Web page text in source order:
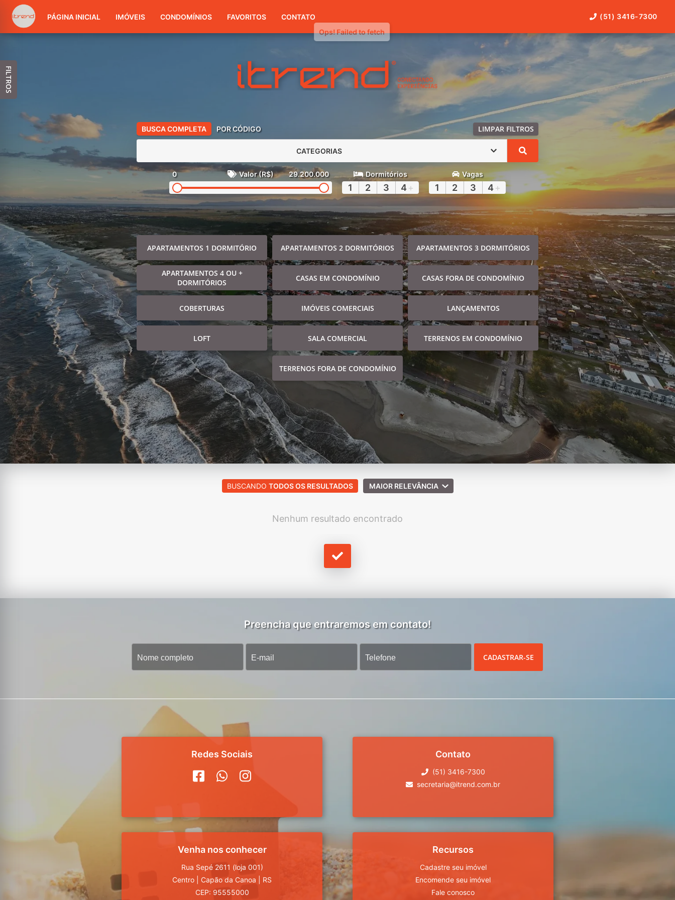
(51) 3416-7300
PÁGINA INICIAL IMÓVEIS CONDOMÍNIOS FAVORITOS CONTATO (51) 3416-7300
BUSCA COMPLETA POR CÓDIGO LIMPAR FILTROS
CATEGORIAS
0 Valor (R$) 29.200.000 Dormitórios
1 2 3 4 +
Vagas
1 2 3 4 +
APARTAMENTOS 1 DORMITÓRIO APARTAMENTOS 2 DORMITÓRIOS APARTAMENTOS 3 DORMITÓRIOS
APARTAMENTOS 4 OU +
DORMITÓRIOS
CASAS EM CONDOMÍNIO CASAS FORA DE CONDOMÍNIO
COBERTURAS IMÓVEIS COMERCIAIS LANÇAMENTOS
LOFT SALA COMERCIAL TERRENOS EM CONDOMÍNIO
TERRENOS FORA DE CONDOMÍNIO
FILTROS
BUSCANDO TODOS OS RESULTADOS MAIOR RELEVÂNCIA
Nenhum resultado encontrado
Preencha que entraremos em contato!
CADASTRAR-SE
Redes Sociais Contato
(51) 3416-7300
secretaria@itrend.com.br
Venha nos conhecer
Rua Sepé 2611 (loja 001)
Centro
Capão da Canoa
RS
CEP: 95555000
Recursos
Cadastre seu imóvel
Encomende seu imóvel
Fale conosco